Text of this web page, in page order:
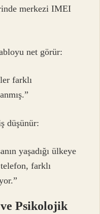
merkezi IMEI
net görür:
farklı
düşünür:
yaşadığı ülkeye
farklı
Psikolojik